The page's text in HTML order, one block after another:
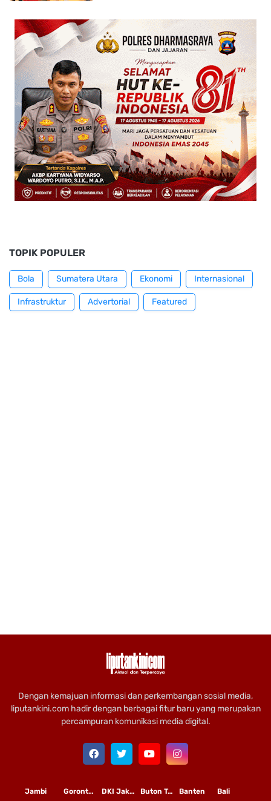
TOPIK POPULER
Bola Sumatera Utara Ekonomi Internasional
Infrastruktur Advertorial Featured
Dengan kemajuan informasi dan perkembangan sosial media,
liputankini.com hadir dengan berbagai fitur baru yang merupakan
percampuran komunikasi media digital.
Bali
Banten
Buton Tengah
DKI Jakarta
Gorontalo
Jambi